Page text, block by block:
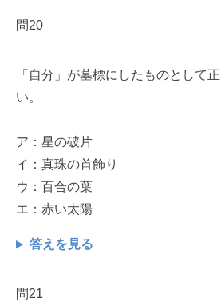
問20
「自分」が墓標にしたものとして
い。
ア：星の破片
イ：真珠の首飾り
ウ：百合の葉
エ：赤い太陽
答えを見る
問21